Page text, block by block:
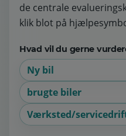
de centrale
klik blot på
Hvad vil du gerne
Ny bil
brugte biler
Værksted/